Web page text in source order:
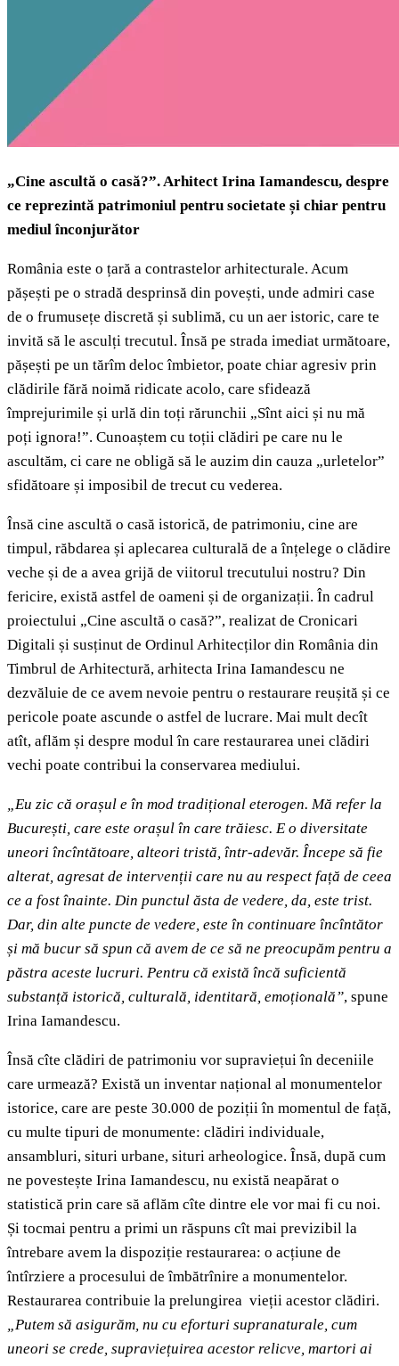
„Cine ascultă o casă?”. Arhitect Irina Iamandescu, despre
ce reprezintă patrimoniul pentru societate și chiar pentru
mediul înconjurător
România este o țară a contrastelor arhitecturale. Acum
pășești pe o stradă desprinsă din povești, unde admiri case
de o frumusețe discretă și sublimă, cu un aer istoric, care te
invită să le asculți trecutul. Însă pe strada imediat următoare,
pășești pe un tărîm deloc îmbietor, poate chiar agresiv prin
clădirile fără noimă ridicate acolo, care sfidează
împrejurimile și urlă din toți rărunchii „Sînt aici și nu mă
poți ignora!”. Cunoaștem cu toții clădiri pe care nu le
ascultăm, ci care ne obligă să le auzim din cauza „urletelor”
sfidătoare și imposibil de trecut cu vederea.
Însă cine ascultă o casă istorică, de patrimoniu, cine are
timpul, răbdarea și aplecarea culturală de a înțelege o clădire
veche și de a avea grijă de viitorul trecutului nostru? Din
fericire, există astfel de oameni și de organizații. În cadrul
proiectului „Cine ascultă o casă?”, realizat de Cronicari
Digitali și susținut de Ordinul Arhitecților din România din
Timbrul de Arhitectură, arhitecta Irina Iamandescu ne
dezvăluie de ce avem nevoie pentru o restaurare reușită și ce
pericole poate ascunde o astfel de lucrare. Mai mult decît
atît, aflăm și despre modul în care restaurarea unei clădiri
vechi poate contribui la conservarea mediului.
„Eu zic că orașul e în mod tradițional eterogen. Mă refer la
București, care este orașul în care trăiesc. E o diversitate
uneori încîntătoare, alteori tristă, într-adevăr. Începe să fie
alterat, agresat de intervenții care nu au respect față de ceea
ce a fost înainte. Din punctul ăsta de vedere, da, este trist.
Dar, din alte puncte de vedere, este în continuare încîntător
și mă bucur să spun că avem de ce să ne preocupăm pentru a
păstra aceste lucruri. Pentru că există încă suficientă
substanță istorică, culturală, identitară, emoțională”, spune
Irina Iamandescu.
Însă cîte clădiri de patrimoniu vor supraviețui în deceniile
care urmează? Există un inventar național al monumentelor
istorice, care are peste 30.000 de poziții în momentul de față,
cu multe tipuri de monumente: clădiri individuale,
ansambluri, situri urbane, situri arheologice. Însă, după cum
ne povestește Irina Iamandescu, nu există neapărat o
statistică prin care să aflăm cîte dintre ele vor mai fi cu noi.
Și tocmai pentru a primi un răspuns cît mai previzibil la
întrebare avem la dispoziție restaurarea: o acțiune de
întîrziere a procesului de îmbătrînire a monumentelor.
Restaurarea contribuie la prelungirea vieții acestor clădiri.
„Putem să asigurăm, nu cu eforturi supranaturale, cum
uneori se crede, supraviețuirea acestor relicve, martori ai